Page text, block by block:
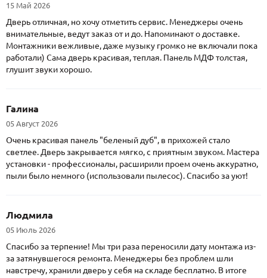
15 Май 2026
Дверь отличная, но хочу отметить сервис. Менеджеры очень
внимательные, ведут заказ от и до. Напоминают о доставке.
Монтажники вежливые, даже музыку громко не включали пока
работали) Сама дверь красивая, теплая. Панель МДФ толстая,
глушит звуки хорошо.
Галина
05 Август 2026
Очень красивая панель "беленый дуб", в прихожей стало
светлее. Дверь закрывается мягко, с приятным звуком. Мастера
установки - профессионалы, расширили проем очень аккуратно,
пыли было немного (использовали пылесос). Спасибо за уют!
Людмила
05 Июль 2026
Спасибо за терпение! Мы три раза переносили дату монтажа из-
за затянувшегося ремонта. Менеджеры без проблем шли
навстречу, хранили дверь у себя на складе бесплатно. В итоге